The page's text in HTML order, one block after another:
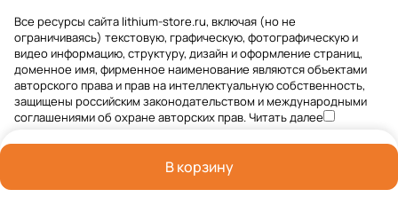
В корзину
Все ресурсы сайта lithium-store.ru, включая (но не
ограничиваясь) текстовую, графическую, фотографическую и
видео информацию, структуру, дизайн и оформление страниц,
доменное имя, фирменное наименование являются объектами
авторского права и прав на интеллектуальную собственность,
защищены российским законодательством и международными
соглашениями об охране авторских прав.Читать далее